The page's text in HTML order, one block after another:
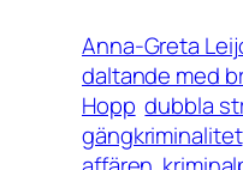
Anna-Greta
daltande med
Hopp dubbla
gängkriminalitet